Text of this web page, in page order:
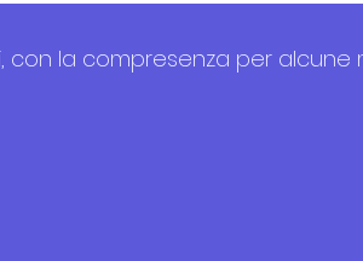
con la compresenza per alcune